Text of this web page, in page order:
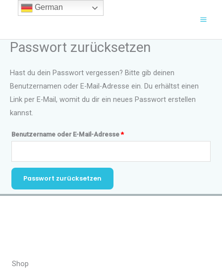
Passwort zurücksetzen
Hast du dein Passwort vergessen? Bitte gib deinen
Benutzernamen oder E-Mail-Adresse ein. Du erhältst einen
Link per E-Mail, womit du dir ein neues Passwort erstellen
kannst.
Benutzername oder E-Mail-Adresse*Erforderlich
Passwort zurücksetzen
Shop
German